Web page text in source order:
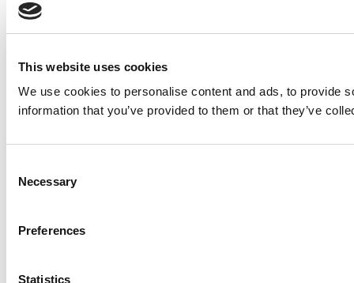
This website uses cookies
We use cookies to personalise content and ads, to provide
information that you’ve provided to them or that they’ve
Selection
Necessary
Preferences
Statistics